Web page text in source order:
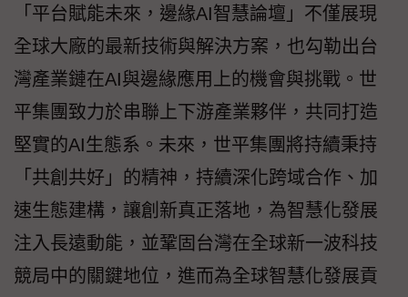
「平台賦能未來，邊緣AI智慧論壇」不僅展現
全球大廠的最新技術與解決方案，也勾勒出台
灣產業鏈在AI與邊緣應用上的機會與挑戰。世
平集團致力於串聯上下游產業夥伴，共同打造
堅實的AI生態系。未來，世平集團將持續秉持
「共創共好」的精神，持續深化跨域合作、加
速生態建構，讓創新真正落地，為智慧化發展
注入長遠動能，並鞏固台灣在全球新一波科技
競局中的關鍵地位，進而為全球智慧化發展貢